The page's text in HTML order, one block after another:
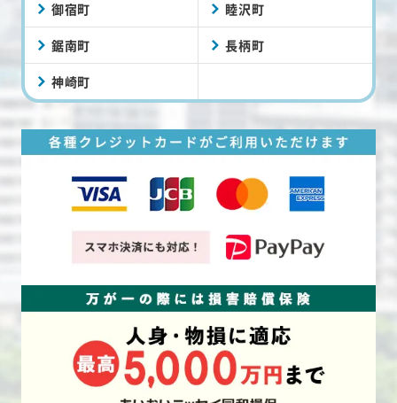
御宿町 睦沢町
鋸南町 長柄町
神崎町